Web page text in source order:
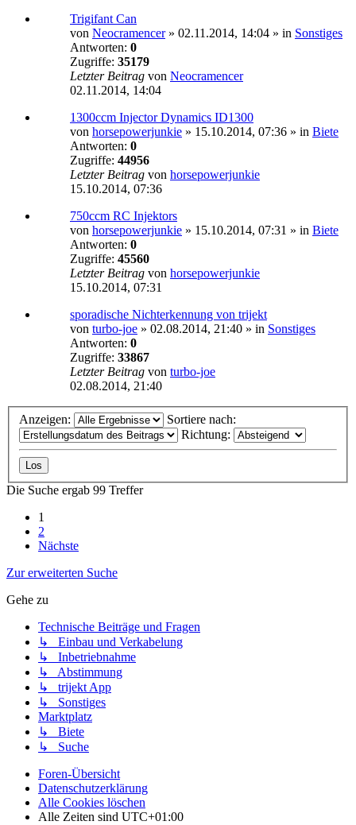
Trigifant Can
von Neocramencer» 02.11.2014, 14:04 » in Sonstiges
Antworten: 0
Zugriffe: 35179
Letzter Beitrag von Neocramencer
02.11.2014, 14:04
1300ccm Injector Dynamics ID1300
von horsepowerjunkie » 15.10.2014, 07:36 » in Biete
Antworten: 0
Zugriffe: 44956
Letzter Beitrag von horsepowerjunkie
15.10.2014, 07:36
750ccm RC Injektors
von horsepowerjunkie » 15.10.2014, 07:31 » in Biete
Antworten: 0
Zugriffe: 45560
Letzter Beitrag von horsepowerjunkie
15.10.2014, 07:31
sporadische Nichterkennung von trijekt
von turbo-joe » 02.08.2014, 21:40 » in Sonstiges
Antworten: 0
Zugriffe: 33867
Letzter Beitrag von turbo-joe
02.08.2014, 21:40
Anzeigen:
Sortiere nach:
Richtung:
Die Suche ergab 99 Treffer
1
2
Nächste
Zur erweiterten Suche
Gehe zu
Technische Beiträge und Fragen
↳ Einbau und Verkabelung
↳ Inbetriebnahme
↳ Abstimmung
↳ trijekt App
↳ Sonstiges
Marktplatz
↳ Biete
↳ Suche
Foren-Übersicht
Datenschutzerklärung
Alle Cookies löschen
Alle Zeiten sind UTC+01:00